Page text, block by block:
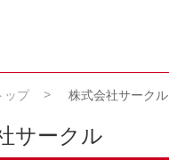
ップ 株式会社サークル
サークル